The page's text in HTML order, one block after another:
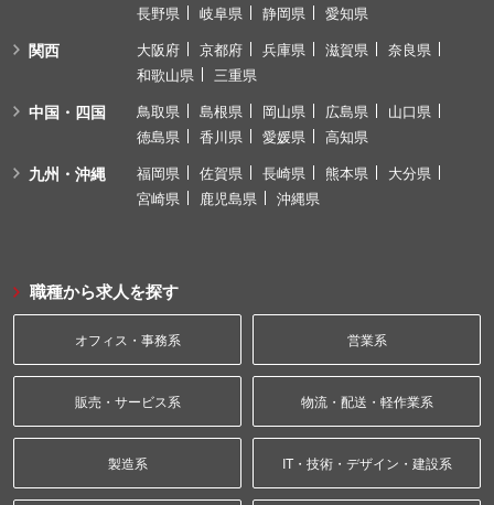
長野県
岐阜県 静岡県 愛知県
関西 大阪府 京都府 兵庫県 滋賀県
奈良県
和歌山県
三重県
中国・四国 鳥取県 島根県 岡山県 広島県
山口県
徳島県
香川県 愛媛県 高知県
九州・沖縄 福岡県 佐賀県 長崎県 熊本県
大分県
宮崎県
鹿児島県 沖縄県
職種から求人を探す
オフィス・事務系 営業系
販売・サービス系 物流・配送・軽作業系
製造系 IT・技術・デザイン・建設系